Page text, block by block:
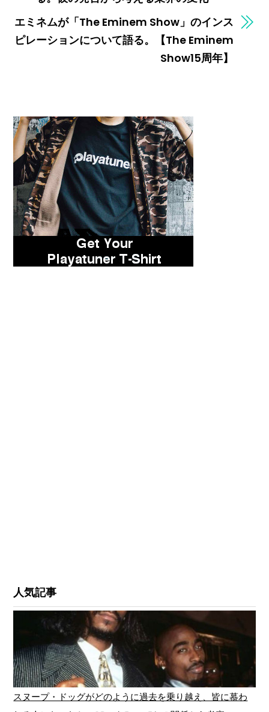
エミネムが「The Eminem Show」のインス
ピレーションについて語る。【The Eminem
Show15周年】
人気記事
スヌープ・ドッグがどのように過去を乗り越え、皆に慕わ